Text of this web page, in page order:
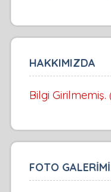
HAKKIMIZDA
Bilgi
FOTO